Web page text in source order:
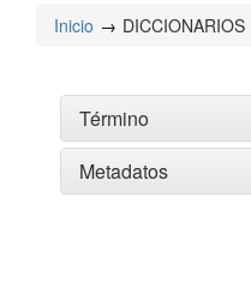
Inicio
Término
Metadatos